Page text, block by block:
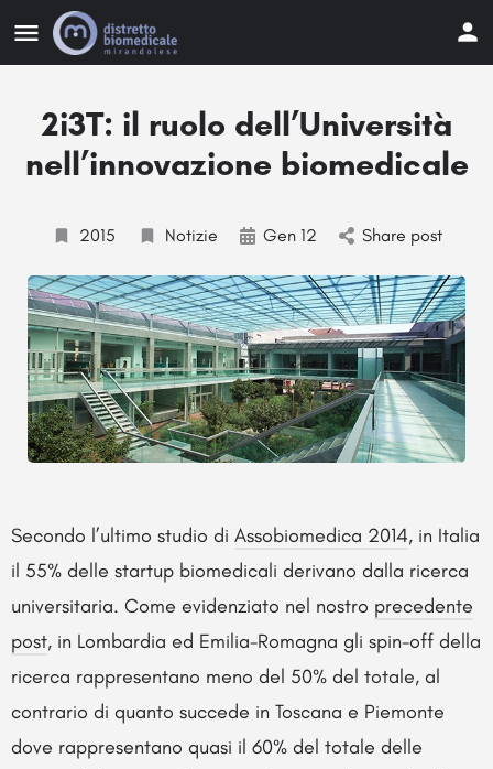
2i3T: il ruolo dell’Università
nell’innovazione biomedicale
2015 Notizie Gen 12 Share post
Secondo l’ultimo studio di Assobiomedica 2014, in Italia
il 55% delle startup biomedicali derivano dalla ricerca
universitaria. Come evidenziato nel nostro precedente
post, in Lombardia ed Emilia-Romagna gli spin-off della
ricerca rappresentano meno del 50% del totale, al
contrario di quanto succede in Toscana e Piemonte
dove rappresentano quasi il 60% del totale delle